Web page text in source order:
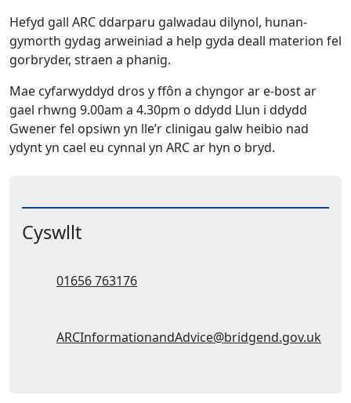
Hefyd gall ARC ddarparu galwadau dilynol, hunan-
gymorth gydag arweiniad a help gyda deall materion fel
gorbryder, straen a phanig.
Mae cyfarwyddyd dros y ffôn a chyngor ar e-bost ar
gael rhwng 9.00am a 4.30pm o ddydd Llun i ddydd
Gwener fel opsiwn yn lle’r clinigau galw heibio nad
ydynt yn cael eu cynnal yn ARC ar hyn o bryd.
Cyswllt
Ffôn:
01656 763176
Cyfeiriad ebost:
ARCInformationandAdvice@bridgend.gov.uk